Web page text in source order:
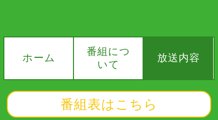
ホーム
番組につ
いて
放送内容
番組表はこちら